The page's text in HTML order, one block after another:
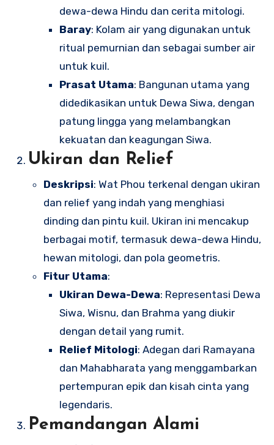
dewa-dewa Hindu dan cerita mitologi.
Baray: Kolam air yang digunakan untuk
ritual pemurnian dan sebagai sumber air
untuk kuil.
Prasat Utama: Bangunan utama yang
didedikasikan untuk Dewa Siwa, dengan
patung lingga yang melambangkan
kekuatan dan keagungan Siwa.
Ukiran dan Relief
Deskripsi: Wat Phou terkenal dengan ukiran
dan relief yang indah yang menghiasi
dinding dan pintu kuil. Ukiran ini mencakup
berbagai motif, termasuk dewa-dewa Hindu,
hewan mitologi, dan pola geometris.
Fitur Utama:
Ukiran Dewa-Dewa: Representasi Dewa
Siwa, Wisnu, dan Brahma yang diukir
dengan detail yang rumit.
Relief Mitologi: Adegan dari Ramayana
dan Mahabharata yang menggambarkan
pertempuran epik dan kisah cinta yang
legendaris.
Pemandangan Alami